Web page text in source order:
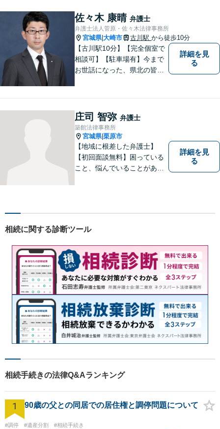
可】不安や問題について法的
リスクを説明し、見通しを立
て、より良い解決に導くお手
伝いをいたします。
佐々木 康晴 弁護士
弁護士法人菅原・佐々木法律事務所
宮城県|大崎市 古川駅 から徒歩10分
【古川駅10分】【完全個室で
相談可】【駐車場有】今まで
お世話になった、県北の皆さ
ら、お気軽にお声がけくださ
い。
詳細を見
る
庄司 智弥 弁護士
築館法律事務所
宮城県|栗原市
【地域に根差した弁護士】
【初回面談無料】困っている
こと、悩んでいることがあっ
ださい。離婚問題／借金問題
幅広く対応。【夜間／休日対
応可能】
詳細を見
る
相続に関する診断ツール
相続手続きの法律Q&Aランキング
1 90歳の父との同居での居住権と調停問題について
#調停 #遺産分割 #相続手続き